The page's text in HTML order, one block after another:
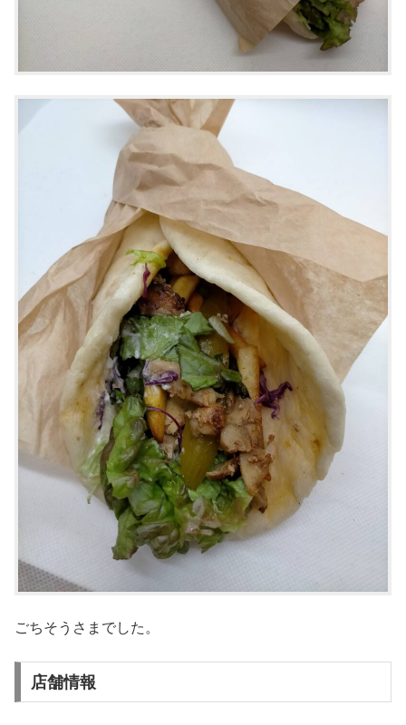
ごちそうさまでした。
店舗情報